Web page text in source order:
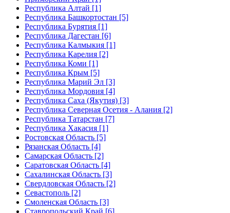
Республика Алтай [1]
Республика Башкортостан [5]
Республика Бурятия [1]
Республика Дагестан [6]
Республика Калмыкия [1]
Республика Карелия [2]
Республика Коми [1]
Республика Крым [5]
Республика Марий Эл [3]
Республика Мордовия [4]
Республика Саха (Якутия) [3]
Республика Северная Осетия - Алания [2]
Республика Татарстан [7]
Республика Хакасия [1]
Ростовская Область [5]
Рязанская Область [4]
Самарская Область [2]
Саратовская Область [4]
Сахалинская Область [3]
Свердловская Область [2]
Севастополь [2]
Смоленская Область [3]
Ставропольский Край [6]